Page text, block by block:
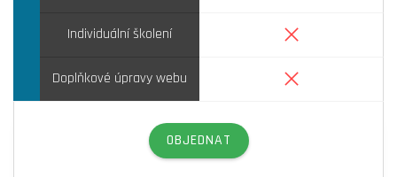
Individuální školení Ne
Doplňkové úpravy webu Ne
OBJEDNAT